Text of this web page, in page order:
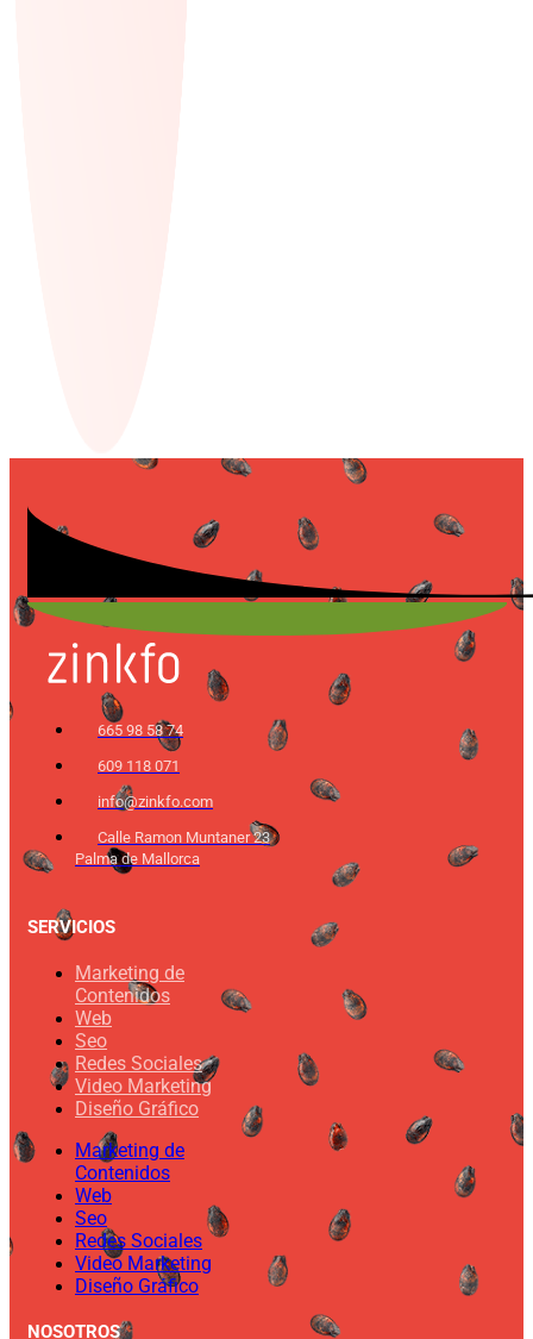
665 98 58 74
609 118 071
info@zinkfo.com
Calle Ramon Muntaner 23
Palma de Mallorca
SERVICIOS
Marketing de
Contenidos
Web
Seo
Redes Sociales
Video Marketing
Diseño Gráfico
Marketing de
Contenidos
Web
Seo
Redes Sociales
Video Marketing
Diseño Gráfico
NOSOTROS